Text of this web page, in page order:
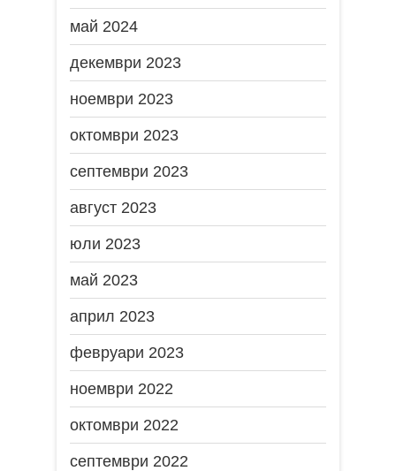
май 2024
декември 2023
ноември 2023
октомври 2023
септември 2023
август 2023
юли 2023
май 2023
април 2023
февруари 2023
ноември 2022
октомври 2022
септември 2022